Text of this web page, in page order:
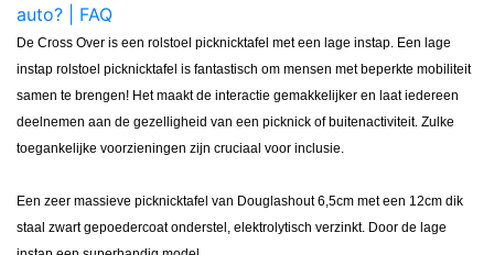
auto? | FAQ
De Cross Over is een rolstoel picknicktafel met een lage instap. Een lage
instap rolstoel picknicktafel is fantastisch om mensen met beperkte mobiliteit
samen te brengen! Het maakt de interactie gemakkelijker en laat iedereen
deelnemen aan de gezelligheid van een picknick of buitenactiviteit. Zulke
toegankelijke voorzieningen zijn cruciaal voor inclusie.
Een zeer massieve picknicktafel van Douglashout 6,5cm met een 12cm dik
staal zwart gepoedercoat onderstel, elektrolytisch verzinkt. Door de lage